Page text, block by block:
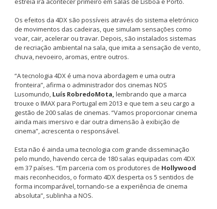
Os efeitos da 4DX são possíveis através do sistema eletrónico
de movimentos das cadeiras, que simulam sensações como
voar, cair, acelerar ou travar. Depois, são instalados sistemas
de recriação ambiental na sala, que imita a sensação de vento,
chuva, nevoeiro, aromas, entre outros.
“A tecnologia 4DX é uma nova abordagem e uma outra
fronteira”, afirma o administrador dos cinemas NOS
Lusomundo, Luís RobredoMota, lembrando que a marca
trouxe o IMAX para Portugal em 2013 e que tem a seu cargo a
gestão de 200 salas de cinemas. “Vamos proporcionar cinema
ainda mais imersivo e dar outra dimensão à exibição de
cinema”, acrescenta o responsável.
Esta não é ainda uma tecnologia com grande disseminação
pelo mundo, havendo cerca de 180 salas equipadas com 4DX
em 37 países. “Em parceria com os produtores de Hollywood
mais reconhecidos, o formato 4DX desperta os 5 sentidos de
forma incomparável, tornando-se a experiência de cinema
absoluta”, sublinha a NOS.